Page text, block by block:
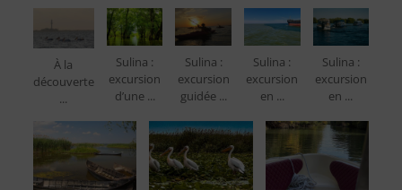
À la
découverte
...
Sulina :
excursion
d’une ...
Sulina :
excursion
guidée ...
Sulina :
excursion
en ...
Sulina :
excursion
en ...